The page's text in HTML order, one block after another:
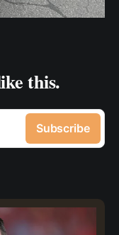
this.
Subscribe